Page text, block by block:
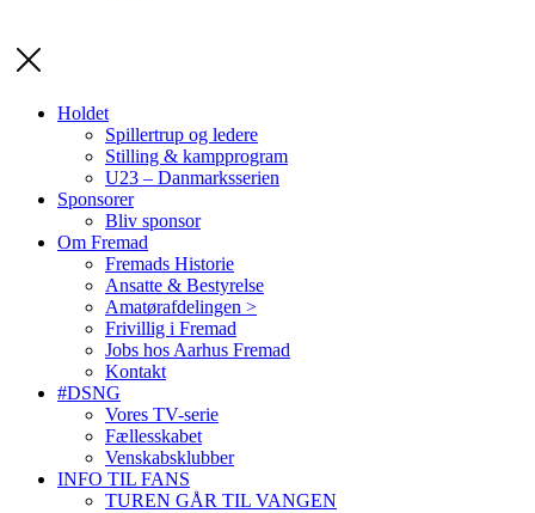
Holdet
Spillertrup og ledere
Stilling & kampprogram
U23 – Danmarksserien
Sponsorer
Bliv sponsor
Om Fremad
Fremads Historie
Ansatte & Bestyrelse
Amatørafdelingen >
Frivillig i Fremad
Jobs hos Aarhus Fremad
Kontakt
#DSNG
Vores TV-serie
Fællesskabet
Venskabsklubber
INFO TIL FANS
TUREN GÅR TIL VANGEN